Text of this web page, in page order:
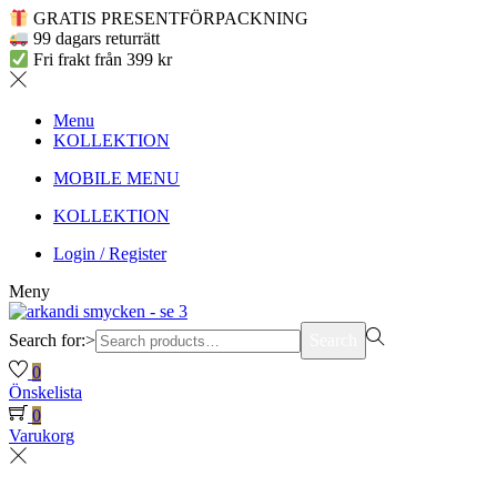
GRATIS PRESENTFÖRPACKNING
99 dagars returrätt
Fri frakt från 399 kr
Menu
KOLLEKTION
MOBILE MENU
KOLLEKTION
Login / Register
Meny
Search for:>
0
Önskelista
0
Varukorg